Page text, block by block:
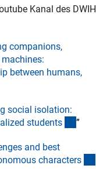
Kanal des DWIH
companions,
between humans,
social isolation:
students ”
and best
characters